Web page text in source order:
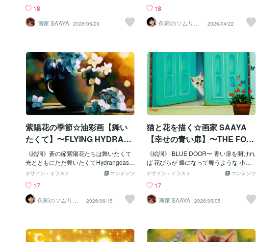
ーケットへ出品中https://coconala.com/co
ntents_market/pictures/cmpqv3ny305qv8
50hgp75d21r◎愛猫ちゃんを主役とした
18
画家 SAAYA 2026/05/29
品中https://coconala.com/contents_mark
et/pictures/cmoa7qfc9041p9v0ghg73ux9
p◎愛猫＆愛犬ちゃんを絵画世界の主役に
18
色彩のソムリエ
（画家）
2026/04/22
紫陽花の季節☆油彩画【舞い
たくて】〜FLYING HYDRAN
GEAS〜
《絵詞》蒼の節紫陽花たちは舞いたくて
光とともにただ舞いたくてHydrangeas a
re eager to float with sunshine.◎季節感
コンテンツ
デザイン・イラスト
17
色彩のソムリエ
（画家）
2026/06/15
猫と花を描く☆画家 SAAYA
【幸せの青い扉】〜THE FOR
TUNATE BLUE DOOR〜
《絵詞》 BLUE DOOR〜 青い扉を開けれ
ば 花びらが 蝶になって舞うような 小さ
な幸せが待っている The kitten opened th
rflies which flies.作品画像【幸せの青い
扉】はコンテンツマーケットへ出品中htt
ps://coconala.com/contents_market/pictu
して描きます
コンテンツ
デザイン・イラスト
17
画家 SAAYA 2026/05/05